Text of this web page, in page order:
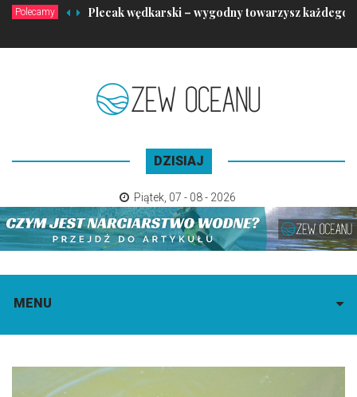
Polecamy Plecak wędkarski – wygodny towarzysz każdego
DZISIAJ
Piątek 07 - 08 - 2026
MENU